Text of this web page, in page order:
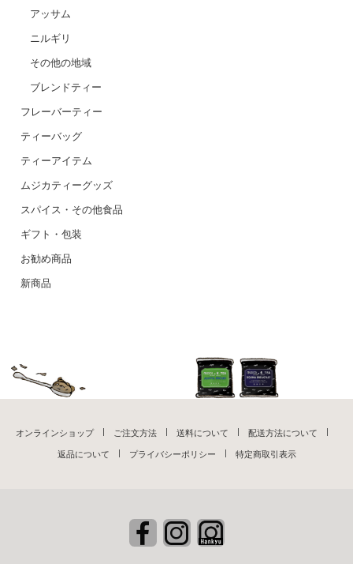
アッサム
ニルギリ
その他の地域
ブレンドティー
フレーバーティー
ティーバッグ
ティーアイテム
ムジカティーグッズ
スパイス・その他食品
ギフト・包装
お勧め商品
新商品
オンラインショップ ご注文方法 送料について 配送方法について
返品について プライバシーポリシー 特定商取引表示